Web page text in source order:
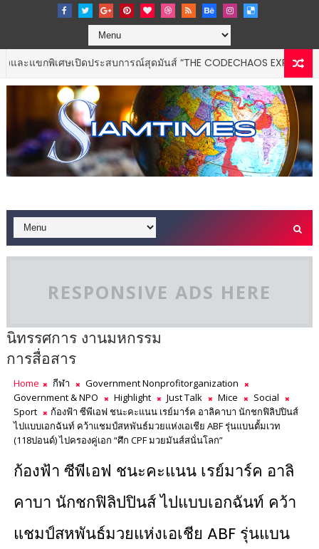
ดประสบการณ์สุดมันส์ “THE CODECHAOS EXPERIENCE – CHAOS
RESPONSIVE ADS HERE
นิทรรศการ งานมหกรรม
การสื่อสาร
Home กีฬา
Government Nonprofitorganization
Government & NPO
Highlight Just Talk Mice
Social
Sport
ก้องฟ้า ซีพีเอฟ ชนะคะแนน เรย์มาร์ค อาลิคาบา นักชกฟิลิปปินส์
ไปแบบเอกฉันท์ คว้าแชมป์สหพันธ์มวยแห่งเอเชีย ABF รุ่นแบนตั้มเวท
(118ปอนด์) ไปครองคู่เอก “ศึก CPF มวยมันส์สนั่นโลก”
ก้องฟ้า ซีพีเอฟ ชนะคะแนน เรย์มาร์ค อาลิ
คาบา นักชกฟิลิปปินส์ ไปแบบเอกฉันท์ คว้า
แชมป์สหพันธ์มวยแห่งเอเชีย ABF รุ่นแบน